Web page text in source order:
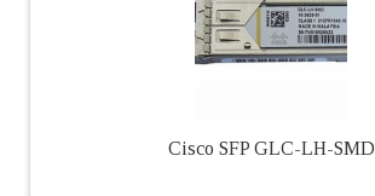
Cisco SFP GLC-LH-SMD